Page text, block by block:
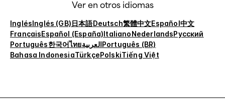
Ver en otros idiomas
InglésInglés (GB)日本語Deutsch繁體中文Español中文
FrançaisEspañol (España)ItalianoNederlandsРусский
Português한국어ไทยالعربيةPortuguês (BR)
Bahasa IndonesiaTürkçePolskiTiếng Việt